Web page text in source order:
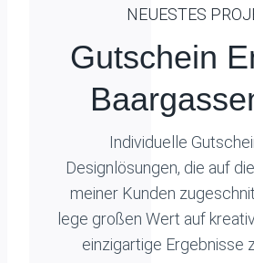
NEUESTES
Gutschein
Individuelle
Designlösungen, die auf
meiner Kunden
lege großen Wert auf
einzigartige Ergebnisse